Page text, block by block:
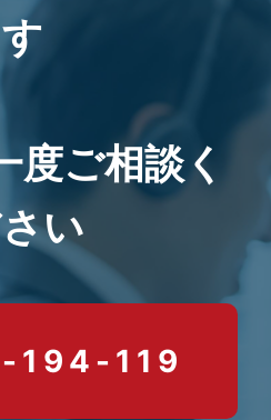
す
度ご相談く
い
194-119